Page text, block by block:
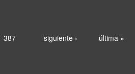
387 siguiente › última »